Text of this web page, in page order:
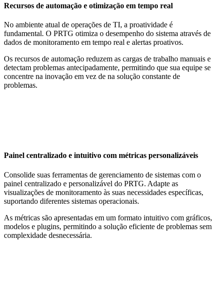
Recursos de automação e otimização em tempo real
No ambiente atual de operações de TI, a proatividade é
fundamental. O PRTG otimiza o desempenho do sistema através de
dados de monitoramento em tempo real e alertas proativos.
Os recursos de automação reduzem as cargas de trabalho manuais e
detectam problemas antecipadamente, permitindo que sua equipe se
concentre na inovação em vez de na solução constante de
problemas.
Painel centralizado e intuitivo com métricas personalizáveis
Consolide suas ferramentas de gerenciamento de sistemas com o
painel centralizado e personalizável do PRTG. Adapte as
visualizações de monitoramento às suas necessidades específicas,
suportando diferentes sistemas operacionais.
As métricas são apresentadas em um formato intuitivo com gráficos,
modelos e plugins, permitindo a solução eficiente de problemas sem
complexidade desnecessária.